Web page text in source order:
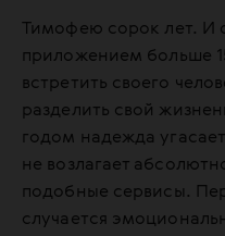
Тимофею сорок лет. И
приложением больше
встретить своего
разделить свой
годом надежда
не возлагает
подобные сервисы.
случается